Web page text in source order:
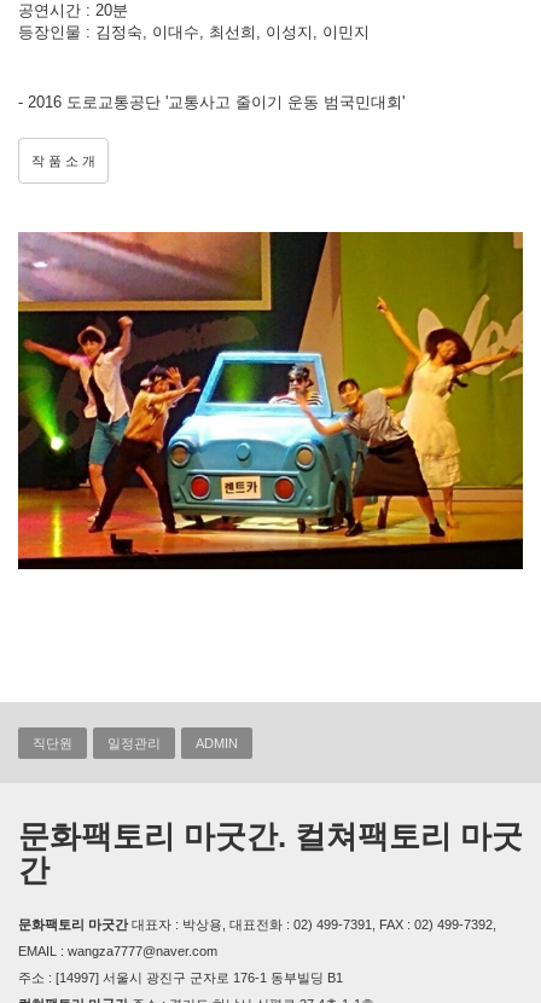
공연시간 : 20분
등장인물 : 김정숙, 이대수, 최선희, 이성지, 이민지
- 2016 도로교통공단 '교통사고 줄이기 운동 범국민대회'
작 품 소 개
직단원 일정관리 ADMIN
문화팩토리 마굿간. 컬쳐팩토리 마굿
간
문화팩토리 마굿간대표자 : 박상용, 대표전화 : 02) 499-7391, FAX : 02) 499-7392,
EMAIL : wangza7777@naver.com
주소 : [14997] 서울시 광진구 군자로 176-1 동부빌딩 B1